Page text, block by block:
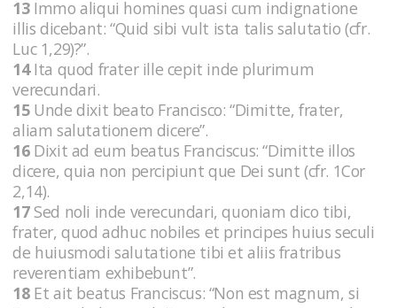
13Immo aliqui homines quasi cum indignatione
illis dicebant: “Quid sibi vult ista talis salutatio (cfr.
Luc 1,29)?”.
14Ita quod frater ille cepit inde plurimum
verecundari.
15Unde dixit beato Francisco: “Dimitte, frater,
aliam salutationem dicere”.
16Dixit ad eum beatus Franciscus: “Dimitte illos
dicere, quia non percipiunt que Dei sunt (cfr. 1Cor
2,14).
17Sed noli inde verecundari, quoniam dico tibi,
frater, quod adhuc nobiles et principes huius seculi
de huiusmodi salutatione tibi et aliis fratribus
reverentiam exhibebunt”.
18Et ait beatus Franciscus: “Non est magnum, si